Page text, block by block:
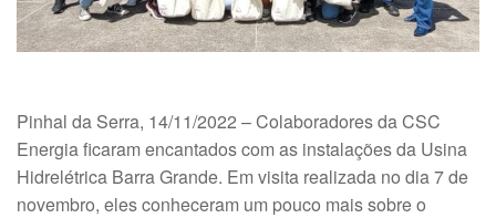
Pinhal da Serra, 14/11/2022 – Colaboradores da CSC
Energia ficaram encantados com as instalações da Usina
Hidrelétrica Barra Grande. Em visita realizada no dia 7 de
novembro, eles conheceram um pouco mais sobre o